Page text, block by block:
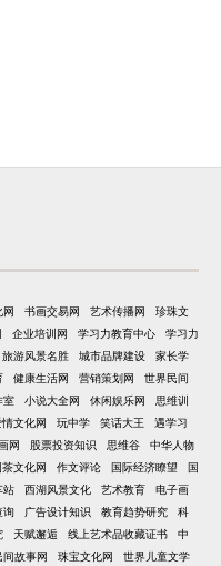
网 书画交易网 艺术传播网
珍珠文
企业培训网 学习力教育中心
学习力
旅游风景名胜 城市品牌建设
家长学
健康生活网 营销策划网
世界民间
室 小说大全网 休闲娱乐网
思维训
文化网 玩中学 笑话大王
遇学习
网 股票投资知识 思维谷
中华人物
文化网 作文评论 国际经济瞭望
国
站 西湖风景文化 艺术教育
电子画
询 广告设计知识 教育趋势研究
科
天赋邂逅 线上艺术品收藏证书
中
间故事网 珠宝文化网 世界儿童文学